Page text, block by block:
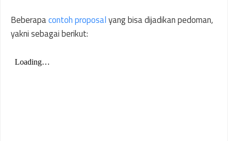
Beberapacontoh proposalyang bisa dijadikan pedoman,
yakni sebagai berikut: